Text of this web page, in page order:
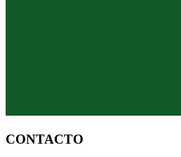
CONTACTO